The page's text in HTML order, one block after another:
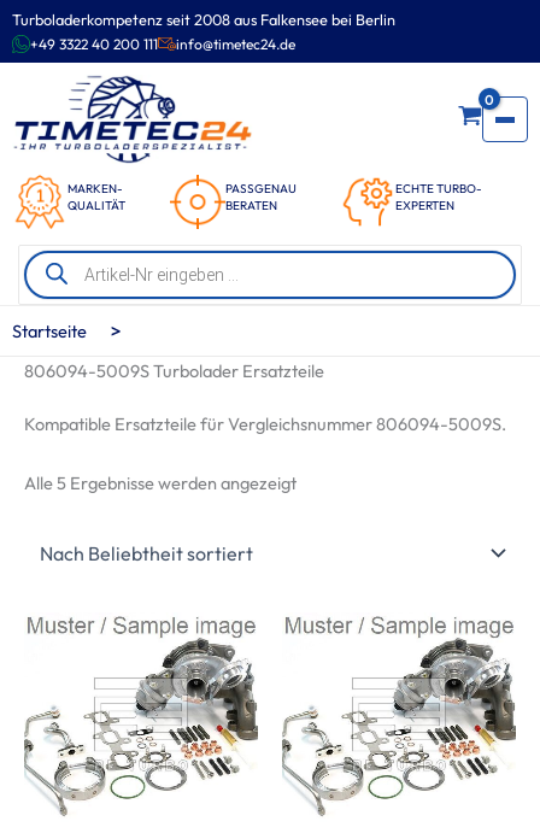
Turboladerkompetenz seit 2008 aus Falkensee bei Berlin
+49 3322 40 200 111 info@timetec24.de
MARKEN-
QUALITÄT
PASSGENAU
BERATEN
ECHTE TURBO-
EXPERTEN
0
Products
search
Zum
Inhalt
springen
Startseite >
806094-5009S Turbolader Ersatzteile
Kompatible Ersatzteile für Vergleichsnummer 806094-5009S.
Alle 5 Ergebnisse werden angezeigtNach